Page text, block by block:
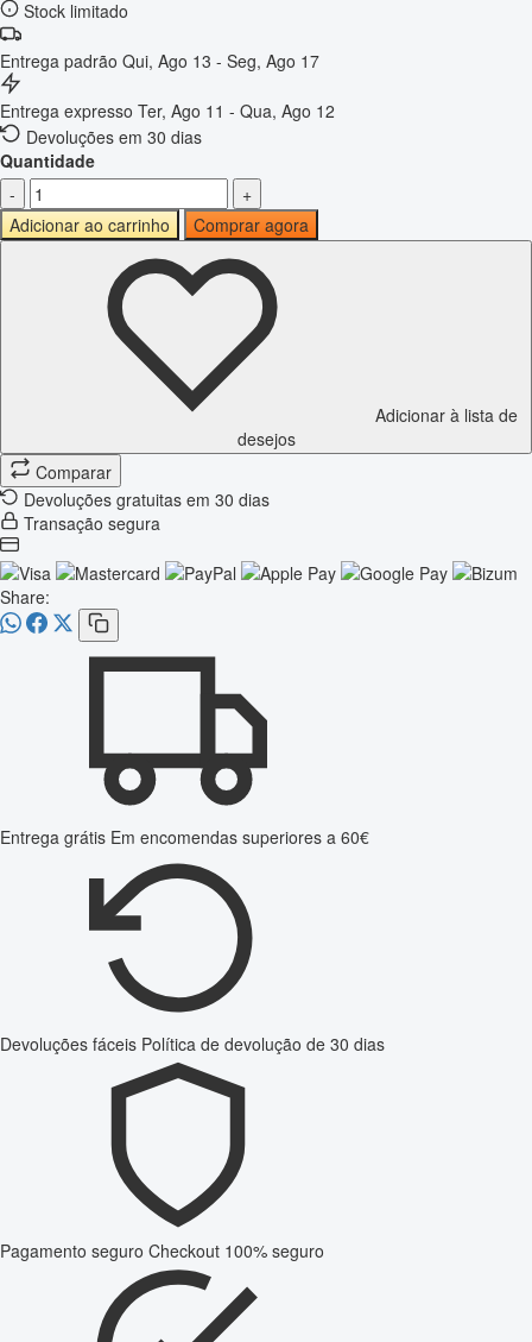
Stock limitado
Entrega padrão Qui, Ago 13 - Seg, Ago 17
Entrega expresso Ter, Ago 11 - Qua, Ago 12
Devoluções em 30 dias
Quantidade
-
+
Adicionar ao carrinho
Comprar agora
Adicionar à lista de
desejos
Comparar
Devoluções gratuitas em 30 dias
Transação segura
Share:
Entrega grátis Em encomendas superiores a 60€
Devoluções fáceis Política de devolução de 30 dias
Pagamento seguro Checkout 100% seguro